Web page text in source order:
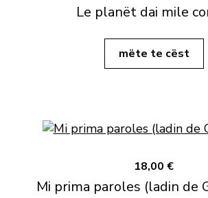
Le planët dai mile
mëte te cëst
18,00 €
Mi prima paroles (ladin de